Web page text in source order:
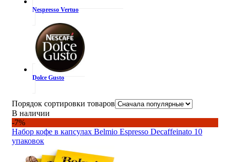
Nespresso Vertuo
Dolce Gusto
Порядок сортировки товаров
В наличии
-7%
Набор кофе в капсулах Belmio Espresso Decaffeinato 10
упаковок